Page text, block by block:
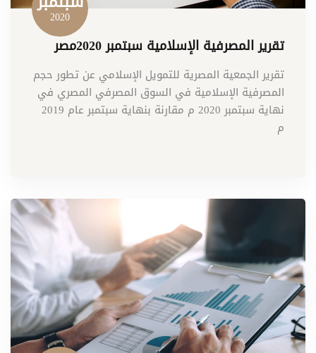
2020
تقرير المصرفية الإسلامية سبتمبر 2020مصر
تقرير الجمعية المصرية للتمويل الإسلامي عن تطور حجم
المصرفية الإسلامية في السوق المصرفي المصري في
نهاية سبتمبر 2020 م مقارنة بنهاية سبتمبر عام 2019
م